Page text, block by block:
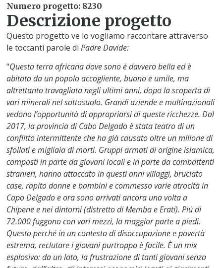
Numero progetto: 8230
Descrizione progetto
Questo progetto ve lo vogliamo raccontare attraverso
le toccanti parole diPadre Davide:
“Questa terra africana dove sono è davvero bella ed è
abitata da un popolo accogliente, buono e umile, ma
altrettanto travagliata negli ultimi anni, dopo la scoperta di
vari minerali nel sottosuolo. Grandi aziende e multinazionali
vedono l’opportunità di appropriarsi di queste ricchezze. Dal
2017, la provincia di Cabo Delgado è stata teatro di un
conflitto intermittente che ha già causato oltre un milione di
sfollati e migliaia di morti. Gruppi armati di origine islamica,
composti in parte da giovani locali e in parte da combattenti
stranieri, hanno attaccato in questi anni villaggi, bruciato
case, rapito donne e bambini e commesso varie atrocità in
Capo Delgado e ora sono arrivati ancora una volta a
Chipene e nei dintorni (distretto di Memba e Erati). Piú di
72.000 fuggono con vari mezzi, la maggior parte a piedi.
Questo perché in un contesto di disoccupazione e povertà
estrema, reclutare i giovani purtroppo è facile. È un mix
esplosivo: da un lato, la frustrazione di tanti giovani senza